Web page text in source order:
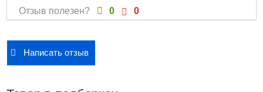
Описание оттеночные линзы Optosoft Tint
Вы можете купить оттеночные линзы Optosoft Tint
Отзыв полезен?
0 0
Написать отзыв